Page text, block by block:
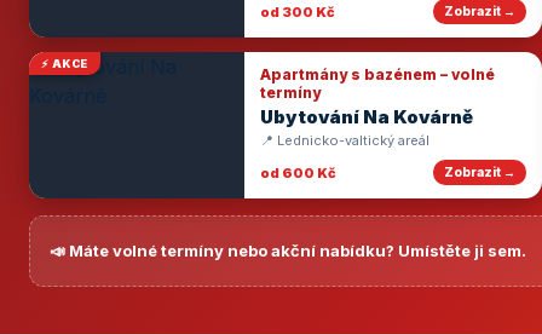
od 300 Kč Zobrazit →
⚡ AKCE
Apartmány s bazénem – volné
termíny
Ubytování Na Kovárně
📍 Lednicko-valtický areál
od 600 Kč
Zobrazit →
📣 Máte volné termíny nebo akční nabídku? Umístěte ji sem.